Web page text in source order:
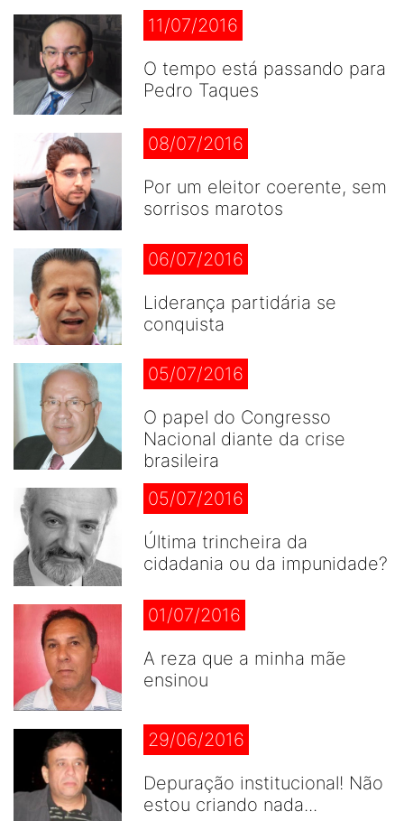
11/07/2016
O tempo está passando para
Pedro Taques
08/07/2016
Por um eleitor coerente, sem
sorrisos marotos
06/07/2016
Liderança partidária se
conquista
05/07/2016
O papel do Congresso
Nacional diante da crise
brasileira
05/07/2016
Última trincheira da
cidadania ou da impunidade?
01/07/2016
A reza que a minha mãe
ensinou
29/06/2016
Depuração institucional! Não
estou criando nada...